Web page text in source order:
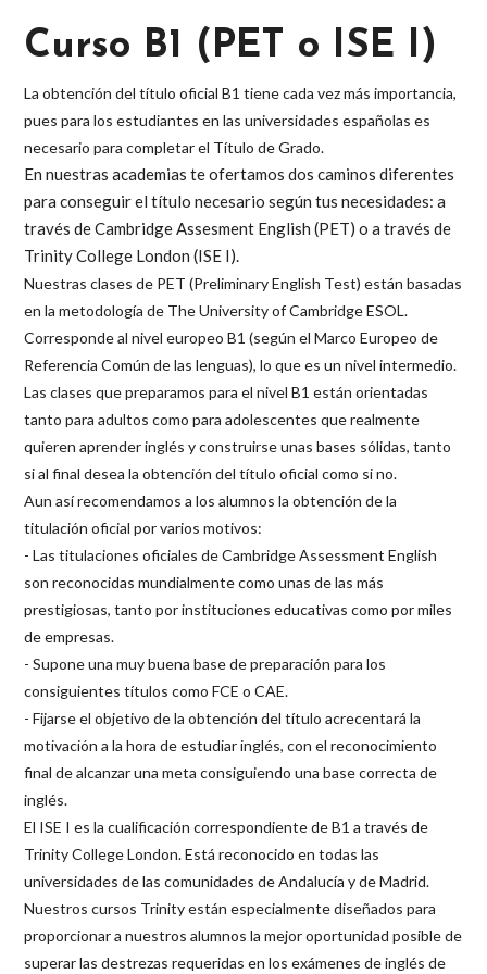
Curso B1 (PET o ISE I)
La obtención del título oficial B1 tiene cada vez más importancia,
pues para los estudiantes en las universidades españolas es
necesario para completar el Título de Grado.
En nuestras academias te ofertamos dos caminos diferentes
para conseguir el título necesario según tus necesidades: a
través de Cambridge Assesment English (PET) o a través de
Trinity College London (ISE I).
Nuestras clases de PET (Preliminary English Test) están basadas
en la metodología de The University of Cambridge ESOL.
Corresponde al nivel europeo B1 (según el Marco Europeo de
Referencia Común de las lenguas), lo que es un nivel intermedio.
Las clases que preparamos para el nivel B1 están orientadas
tanto para adultos como para adolescentes que realmente
quieren aprender inglés y construirse unas bases sólidas, tanto
si al final desea la obtención del título oficial como si no.
Aun así recomendamos a los alumnos la obtención de la
titulación oficial por varios motivos:
- Las titulaciones oficiales de Cambridge Assessment English
son reconocidas mundialmente como unas de las más
prestigiosas, tanto por instituciones educativas como por miles
de empresas.
- Supone una muy buena base de preparación para los
consiguientes títulos como FCE o CAE.
- Fijarse el objetivo de la obtención del título acrecentará la
motivación a la hora de estudiar inglés, con el reconocimiento
final de alcanzar una meta consiguiendo una base correcta de
inglés.
El ISE I es la cualificación correspondiente de B1 a través de
Trinity College London. Está reconocido en todas las
universidades de las comunidades de Andalucía y de Madrid.
Nuestros cursos Trinity están especialmente diseñados para
proporcionar a nuestros alumnos la mejor oportunidad posible de
superar las destrezas requeridas en los exámenes de inglés de